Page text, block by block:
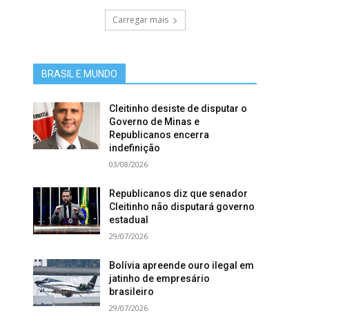
Carregar mais
BRASIL E MUNDO
Cleitinho desiste de disputar o
Governo de Minas e
Republicanos encerra
indefinição
03/08/2026
Republicanos diz que senador
Cleitinho não disputará governo
estadual
29/07/2026
Bolívia apreende ouro ilegal em
jatinho de empresário
brasileiro
29/07/2026